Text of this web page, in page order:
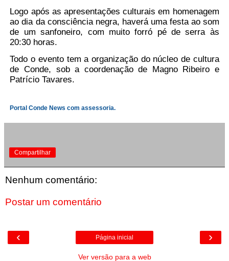
Logo após as apresentações culturais em homenagem
ao dia da consciência negra, haverá uma festa ao som
de um sanfoneiro, com muito forró pé de serra às
20:30 horas.
Todo o evento tem a organização do núcleo de cultura
de Conde, sob a coordenação de Magno Ribeiro e
Patrício Tavares.
Portal Conde News com assessoria.
Compartilhar
Nenhum comentário:
Postar um comentário
‹ ›
Página inicial
Ver versão para a web